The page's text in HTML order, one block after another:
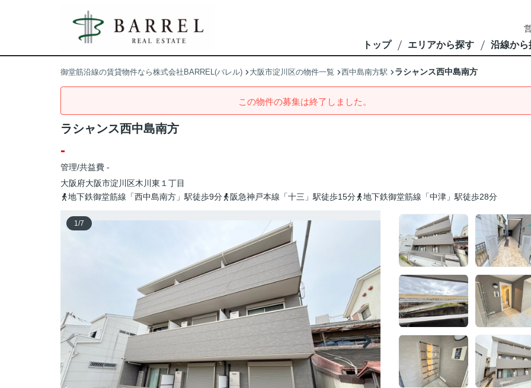
トップ エリアから探す 沿線から
御堂筋沿線の賃貸物件なら株式会社BARREL(バレル) 大阪市淀川区の物件一覧 西中島南方駅 ラシャンス西中島南方
この物件の募集は終了しました。
ラシャンス西中島南方
-
管理/共益費 -
大阪府大阪市淀川区木川東 １丁目
地下鉄御堂筋線「西中島南方」駅徒歩9分
阪急神戸本線「十三」駅徒歩15分 地下鉄御堂筋線「中津」駅徒歩28分
1/7